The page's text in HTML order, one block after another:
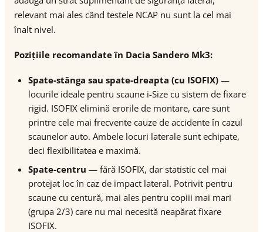
relevant mai ales când testele NCAP nu sunt la cel mai
înalt nivel.
Pozițiile recomandate în Dacia Sandero Mk3:
Spate-stânga sau spate-dreapta (cu ISOFIX) —
locurile ideale pentru scaune i-Size cu sistem de fixare
rigid. ISOFIX elimină erorile de montare, care sunt
printre cele mai frecvente cauze de accidente în cazul
scaunelor auto. Ambele locuri laterale sunt echipate,
deci flexibilitatea e maximă.
Spate-centru — fără ISOFIX, dar statistic cel mai
protejat loc în caz de impact lateral. Potrivit pentru
scaune cu centură, mai ales pentru copiii mai mari
(grupa 2/3) care nu mai necesită neapărat fixare
ISOFIX.